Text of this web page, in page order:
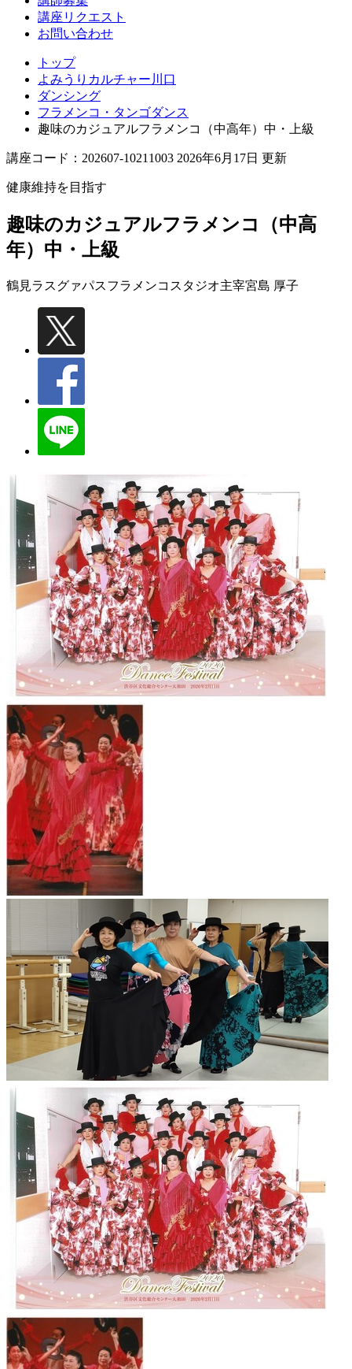
講座リクエスト
お問い合わせ
トップ
よみうりカルチャー川口
ダンシング
フラメンコ・タンゴダンス
趣味のカジュアルフラメンコ（中高年）中・上級
講座コード：202607-10211003 2026年6月17日 更新
健康維持を目指す
趣味のカジュアルフラメンコ（中高
年）中・上級
鶴見ラスグァパスフラメンコスタジオ主宰宮島 厚子